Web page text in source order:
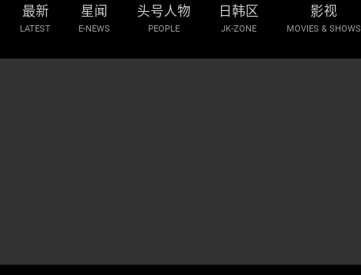
n
最新
LATEST
星闻
E-NEWS
头号人物
PEOPLE
日韩区
JK-ZONE
影视
MOVIES & SHOWS